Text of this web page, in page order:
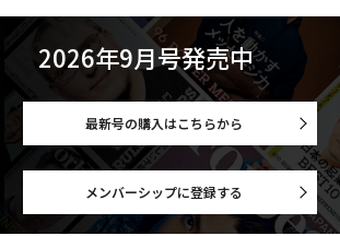
2026年9月号発売中
最新号の購入はこちらから
メンバーシップに登録する